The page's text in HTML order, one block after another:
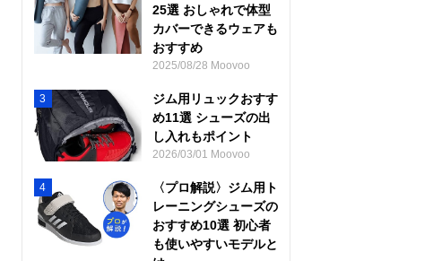
25選 おしゃれで体型
カバーできるウェアも
おすすめ
2025/08/28 Moovoo
3
ジム用リュックおすす
め11選 シューズの出
し入れもポイント
2026/03/01 Moovoo
4
〈プロ解説〉ジム用ト
レーニングシューズの
おすすめ10選 初心者
も使いやすいモデルと